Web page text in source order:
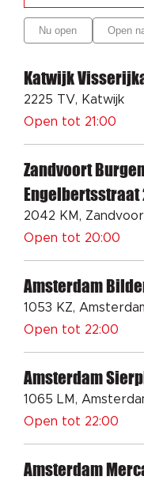
Nu open Open
Katwijk
2225 TV, Katwijk
Open tot 21:00
Zandvoort
Engelbertsstraat
2042 KM,
Open tot 20:00
Amsterdam
1053 KZ,
Open tot 22:00
Amsterdam
1065 LM,
Open tot 22:00
Amsterdam